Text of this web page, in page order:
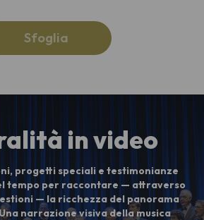
Sfoglia
in video
progetti speciali e testimonianze
tempo per raccontare — attraverso
— la ricchezza del panorama
narrazione visiva della musica